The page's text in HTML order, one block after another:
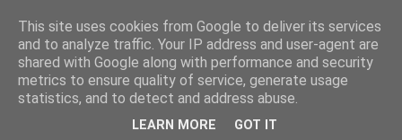
Copilarim
This site uses cookies from Google to deliver its services
and to analyze traffic. Your IP address and user-agent are
shared with Google along with performance and security
metrics to ensure quality of service, generate usage
statistics, and to detect and address abuse.
LEARN MORE GOT IT